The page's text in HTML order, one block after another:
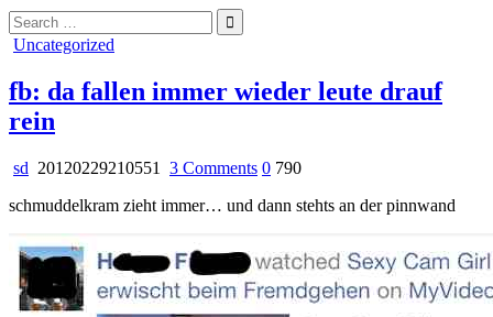
Search
for:
Posted
Uncategorized
fb: da fallen immer wieder leute drauf
rein
sd 20120229210551 3 Commentson
da
wieder
leute
drauf
0 790
schmuddelkram zieht immer… und dann stehts an der pinnwand